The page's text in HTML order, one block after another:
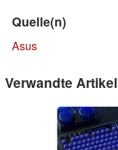
Quelle(n)
Asus
Verwandte Artikel